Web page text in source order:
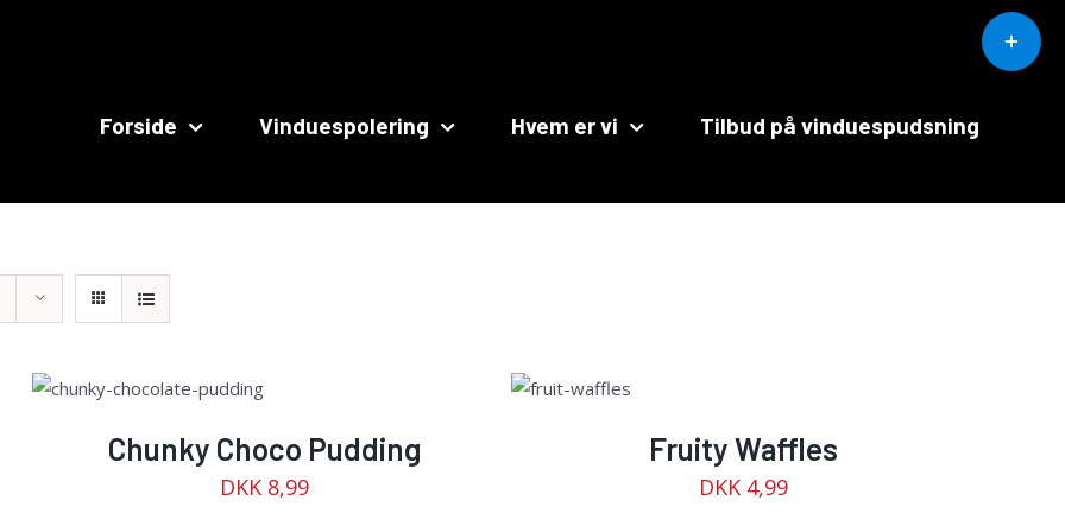
Forside Vinduespolering Hvem er vi Tilbud på vinduespudsning
Chunky Choco Pudding
DKK 8,99
Fruity Waffles
DKK 4,99
Toggle
Sliding